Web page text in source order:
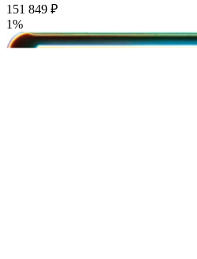
151 849 ₽
1%